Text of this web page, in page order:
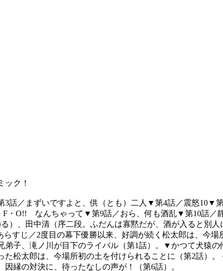
ック！
／まずいですよと、供（とも）二人▼第4話／震怒10▼
・O!! なんちゃって▼第9話／おら、何も酒乱▼第10話
）、田中清（序二段。ふだんは寡黙だが、酒が入ると別
すじ／2度目の幕下優勝以来、好調が続く松太郎は、今
子、滝ノ川が目下のライバル（第1話）。▼かつて犬猿
松太郎は、今場所初の土を付けられることに（第2話）
縁の対決に、待ったなしの声が！（第6話）。